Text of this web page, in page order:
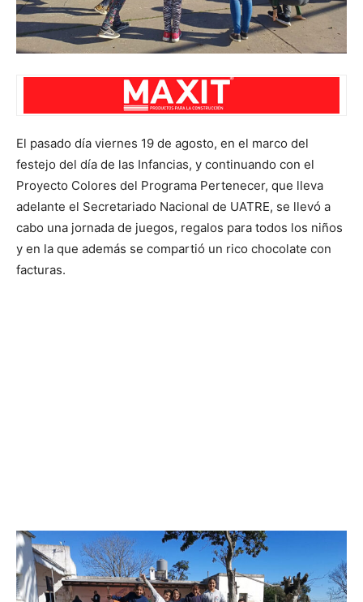
El pasado día viernes 19 de agosto, en el marco del
festejo del día de las Infancias, y continuando con el
Proyecto Colores del Programa Pertenecer, que lleva
adelante el Secretariado Nacional de UATRE, se llevó a
cabo una jornada de juegos, regalos para todos los niños
y en la que además se compartió un rico chocolate con
facturas.